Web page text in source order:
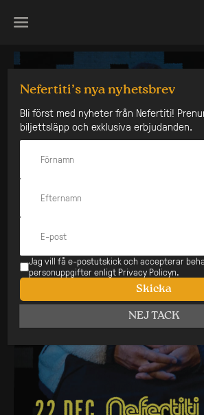
content
Nefertiti’s nya nyhetsbrev
Bli först med nyheter från Nefertiti!
biljettsläpp och exklusiva erbjudanden.
Jag vill få e-postutskick och accepterar
personuppgifter enligt Privacy Policyn.
Skicka
NEJ TACK